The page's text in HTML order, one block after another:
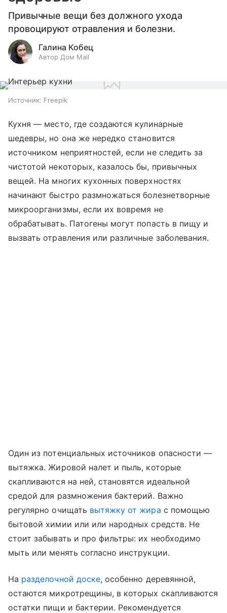
Привычные вещи без должного ухода
провоцируют отравления и болезни.
Галина Кобец
Автор Дом Mail
Источник: Freepik
Кухня — место, где создаются кулинарные
шедевры, но она же нередко становится
источником неприятностей, если не следить за
чистотой некоторых, казалось бы, привычных
вещей. На многих кухонных поверхностях
начинают быстро размножаться болезнетворные
микроорганизмы, если их вовремя не
обрабатывать. Патогены могут попасть в пищу и
вызвать отравления или различные заболевания.
Один из потенциальных источников опасности —
вытяжка. Жировой налет и пыль, которые
скапливаются на ней, становятся идеальной
средой для размножения бактерий. Важно
регулярно очищать вытяжку от жира с помощью
бытовой химии или или народных средств. Не
стоит забывать и про фильтры: их необходимо
мыть или менять согласно инструкции.
На разделочной доске, особенно деревянной,
остаются микротрещины, в которых скапливаются
остатки пищи и бактерии. Рекомендуется